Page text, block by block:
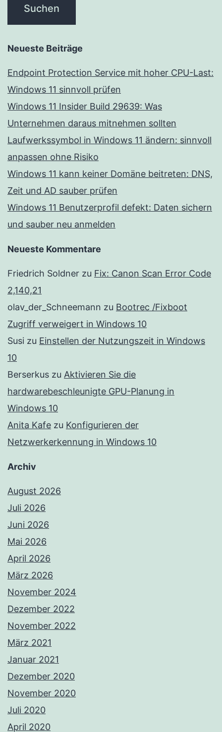
Neueste Beiträge
Endpoint Protection Service mit hoher CPU-Last:
Windows 11 sinnvoll prüfen
Windows 11 Insider Build 29639: Was
Unternehmen daraus mitnehmen sollten
Laufwerkssymbol in Windows 11 ändern: sinnvoll
anpassen ohne Risiko
Windows 11 kann keiner Domäne beitreten: DNS,
Zeit und AD sauber prüfen
Windows 11 Benutzerprofil defekt: Daten sichern
und sauber neu anmelden
Neueste Kommentare
Friedrich Soldner zu Fix: Canon Scan Error Code
2,140,21
olav_der_Schneemann zu Bootrec /Fixboot
Zugriff verweigert in Windows 10
Susi zu Einstellen der Nutzungszeit in Windows
10
Berserkus zu Aktivieren Sie die
hardwarebeschleunigte GPU-Planung in
Windows 10
Anita Kafe zu Konfigurieren der
Netzwerkerkennung in Windows 10
Archiv
August 2026
Juli 2026
Juni 2026
Mai 2026
April 2026
März 2026
November 2024
Dezember 2022
November 2022
März 2021
Januar 2021
Dezember 2020
November 2020
Juli 2020
April 2020